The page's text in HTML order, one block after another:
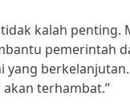
kalah penting.
pemerintah
terhambat.”